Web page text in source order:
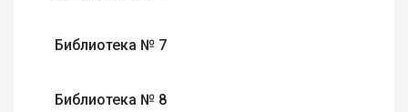
Библиотека № 7
Библиотека № 8